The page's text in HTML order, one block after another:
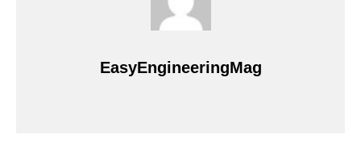
EasyEngineeringMag